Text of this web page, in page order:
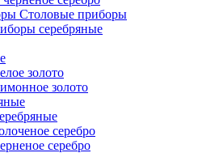
Столовые приборы
серебряные
золото
золото
серебро
серебро